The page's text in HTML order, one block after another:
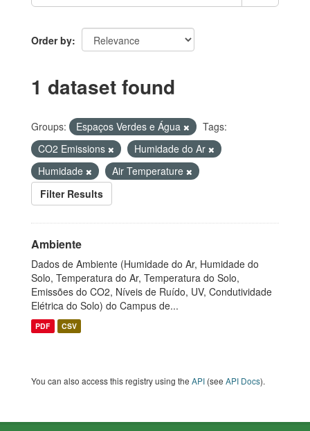
Order by
1 dataset found
Groups: Espaços Verdes e Água
Tags:
CO2 Emissions
Humidade do Ar
Humidade
Air Temperature
Filter Results
Ambiente
Dados de Ambiente (Humidade do Ar, Humidade do
Solo, Temperatura do Ar, Temperatura do Solo,
Emissões do CO2, Níveis de Ruído, UV, Condutividade
Elétrica do Solo) do Campus de...
PDF CSV
You can also access this registry using the API (see API Docs).